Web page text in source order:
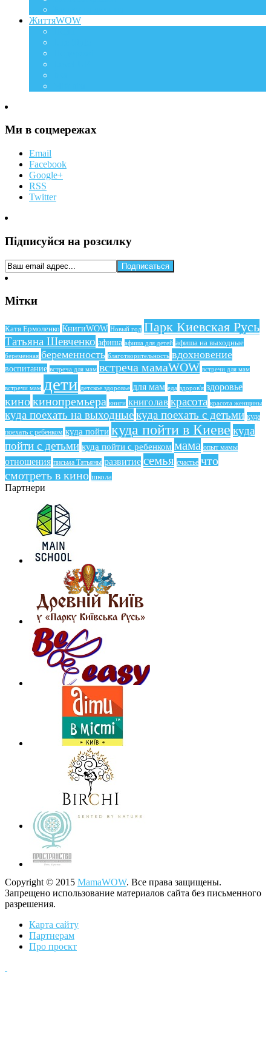
ЖиттяWOW
Ми в соцмережах
Email
Facebook
Google+
RSS
Twitter
Підписуйся на розсилку
Мітки
Катя Ермоленко КнигиWOW Новый год Парк Киевская Русь
Татьяна Шевченко афиша афиша для детей афиша на выходные
беременная беременность благотворительность вдохновение
воспитание встреча для мам встреча мамаWOW встречи для мам
встречи мам дети детское здоровье для мам еда здоров'я здоровье
кинокинопремьера книги книголав красота красота женщины
куда поехать на выходныекуда поехать с детьми куда
поехать с ребенком куда пойти куда пойти в Киеве куда
пойти с детьми куда пойти с ребенком мама опыт мамы
отношения письма Татьяны развитие семья счастье что
смотреть в кино школа
Партнери
Copyright © 2015 MamaWOW. Все права защищены.
Запрещено использование материалов сайта без письменного
разрешения.
Карта сайту
Партнерам
Про проєкт